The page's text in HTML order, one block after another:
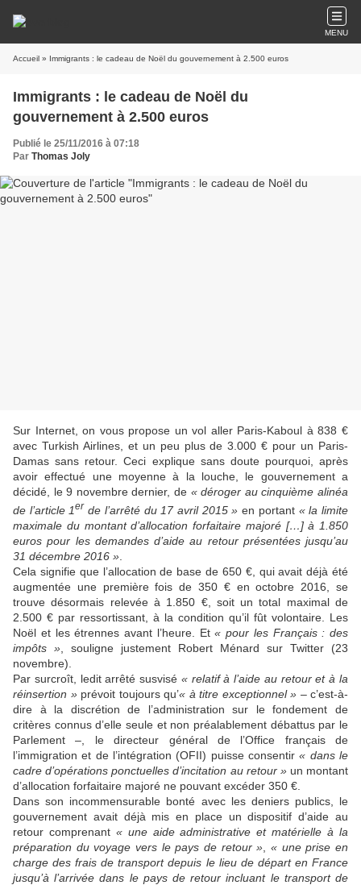
MENU
Accueil » Immigrants : le cadeau de Noël du gouvernement à 2.500 euros
Immigrants : le cadeau de Noël du
gouvernement à 2.500 euros
Publié le 25/11/2016 à 07:18
Par Thomas Joly
Sur Internet, on vous propose un vol aller Paris-Kaboul à 838 €
avec Turkish Airlines, et un peu plus de 3.000 € pour un Paris-
Damas sans retour. Ceci explique sans doute pourquoi, après
avoir effectué une moyenne à la louche, le gouvernement a
décidé, le 9 novembre dernier, de « déroger au cinquième alinéa
de l’article 1er de l’arrêté du 17 avril 2015 » en portant « la limite
maximale du montant d’allocation forfaitaire majoré […] à 1.850
euros pour les demandes d’aide au retour présentées jusqu’au
31 décembre 2016 »
Cela signifie que l’allocation de base de 650 €, qui avait déjà été
augmentée une première fois de 350 € en octobre 2016, se
trouve désormais relevée à 1.850 €, soit un total maximal de
2.500 € par ressortissant, à la condition qu’il fût volontaire. Les
Noël et les étrennes avant l’heure. Et« pour les Français : des
impôts » , souligne justement Robert Ménard sur Twitter (23
novembre).
Par surcroît, ledit arrêté susvisé « relatif à l’aide au retour et à la
réinsertion »prévoit toujours qu’« à titre exceptionnel » – c’est-à-
dire à la discrétion de l’administration sur le fondement de
critères connus d’elle seule et non préalablement débattus par le
Parlement –, le directeur général de l’Office français de
l’immigration et de l’intégration (OFII) puisse consentir« dans le
cadre d’opérations ponctuelles d’incitation au retour »un montant
d’allocation forfaitaire majoré ne pouvant excéder 350 €.
Dans son incommensurable bonté avec les deniers publics, le
gouvernement avait déjà mis en place un dispositif d’aide au
retour comprenant « une aide administrative et matérielle à la
préparation du voyage vers le pays de retour » ,« une prise en
charge des frais de transport depuis le lieu de départ en France
jusqu’à l’arrivée dans le pays de retour incluant le transport de